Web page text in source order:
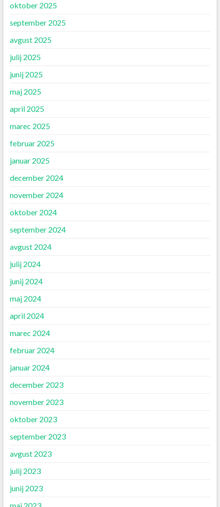
oktober 2025
september 2025
avgust 2025
julij 2025
junij 2025
maj 2025
april 2025
marec 2025
februar 2025
januar 2025
december 2024
november 2024
oktober 2024
september 2024
avgust 2024
julij 2024
junij 2024
maj 2024
april 2024
marec 2024
februar 2024
januar 2024
december 2023
november 2023
oktober 2023
september 2023
avgust 2023
julij 2023
junij 2023